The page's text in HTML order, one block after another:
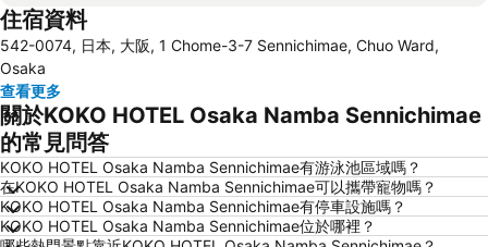
道頓崛
神戶三宮車站
Namba City
心齋橋站
大阪城
道頓堀
嵐山竹林
清水寺
Rinku Town Station
Yodoyabashi Station
Osaka City Air Terminal
奈良車站
神戶車站
住宿資料
542-0074, 日本, 大阪, 1 Chome-3-7 Sennichimae, Chuo Ward,
Osaka
查看更多
關於KOKO HOTEL Osaka Namba Sennichimae
的常見問答
KOKO HOTEL Osaka Namba Sennichimae有游泳池區域嗎？
在KOKO HOTEL Osaka Namba Sennichimae可以攜帶寵物嗎？
KOKO HOTEL Osaka Namba Sennichimae有停車設施嗎？
KOKO HOTEL Osaka Namba Sennichimae位於哪裡？